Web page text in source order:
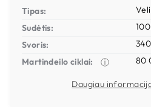
Tipas:
Sudėtis:
Svoris:
Martindeilo ciklai:
ⓘ 80
Daugiau